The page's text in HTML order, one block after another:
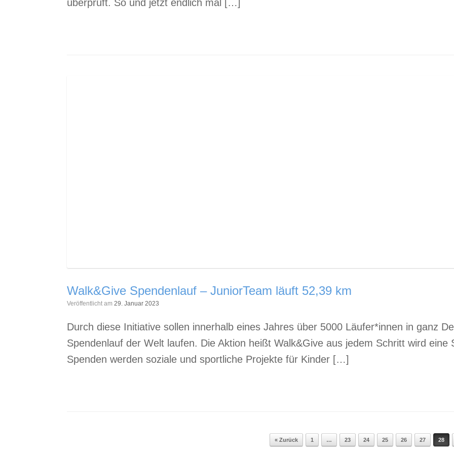
überprüft. So und jetzt endlich mal […]
Walk&Give Spendenlauf – JuniorTeam läuft 52,39 km
Veröffentlicht am 29. Januar 2023
Durch diese Initiative sollen innerhalb eines Jahres über 5000 Läufer*innen in ganz
Spendenlauf der Welt laufen. Die Aktion heißt Walk&Give aus jedem Schritt wird eine
Spenden werden soziale und sportliche Projekte für Kinder […]
« Zurück 1 … 23 24 25 26 27 28